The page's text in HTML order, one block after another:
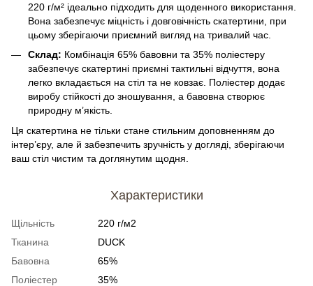
220 г/м² ідеально підходить для щоденного використання.
Вона забезпечує міцність і довговічність скатертини, при
цьому зберігаючи приємний вигляд на тривалий час.
Склад: Комбінація 65% бавовни та 35% поліестеру
забезпечує скатертині приємні тактильні відчуття, вона
легко вкладається на стіл та не ковзає. Поліестер додає
виробу стійкості до зношування, а бавовна створює
природну м’якість.
Ця скатертина не тільки стане стильним доповненням до
інтер’єру, але й забезпечить зручність у догляді, зберігаючи
ваш стіл чистим та доглянутим щодня.
Характеристики
Щільність
220 г/м2
Тканина
DUCK
Бавовна
65%
Поліестер
35%